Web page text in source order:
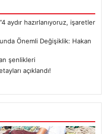
aydır hazırlanıyoruz, işaretler
Önemli Değişiklik: Hakan
şenlikleri
açıklandı!